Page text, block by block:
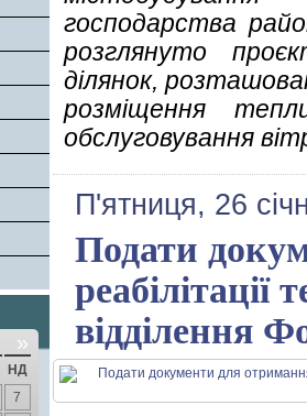
»
НД
7
господарства
розглянуто
ділянок,
розміщення
обслуговування
П'ятниця, 26
Подати
відділення